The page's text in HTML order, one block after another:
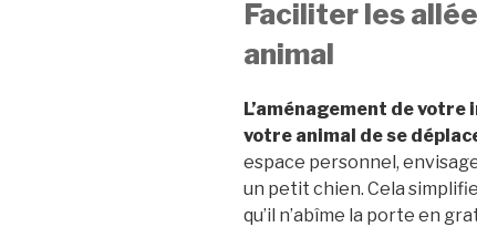
Faciliter les
animal
L’aménagement de
votre animal de se
espace personnel,
un petit chien. Cela
qu’il n’abîme la porte en